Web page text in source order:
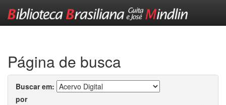
Página de busca
Buscar em:
por